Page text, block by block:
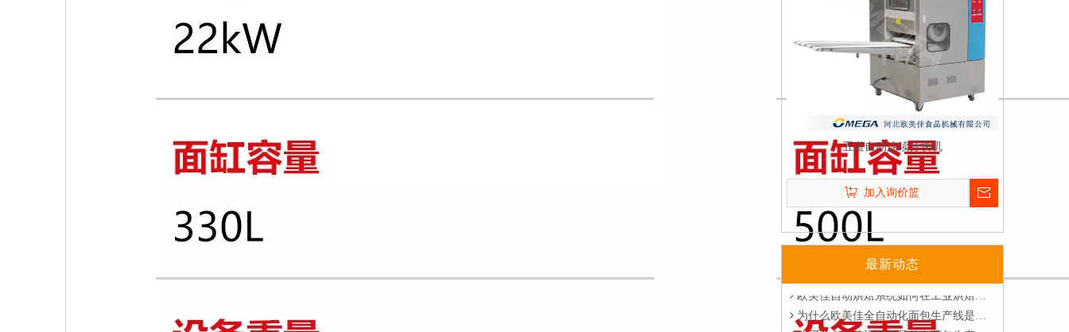
五道自动连续分块机
加入询价篮
最新动态
解决产量瓶颈：自动化面包生产线如何将日产能提升至10万个？
欧美佳如何助力大型烘焙工厂实现卓越自动化
行业洞察 | 您的烘焙厂何时需要自动化面包生产线？
如何使用欧美佳烘焙设备设计现代烘焙工厂？
2026年烘焙自动化能降低多少人工成本？针对工业烘焙的分析
欧美佳螺旋式搅拌机如何提升工业烘焙生产中面团的均匀度与稳定性？
为什么欧美佳全自动化面包生产线是食品制造商的首选？
购买单台烘焙设备还是整套面包生产线？哪种更适合您的工厂？
Q螺旋冷却塔可以定制吗？
A
可以，欧美佳​可根据客户的生产场地及
冷却需求来定制螺旋冷却塔的直径，高
欧美佳脱模机有2种样式：针刺式脱模